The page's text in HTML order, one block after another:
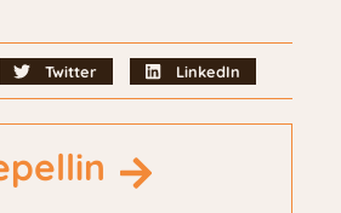
Twitter LinkedIn